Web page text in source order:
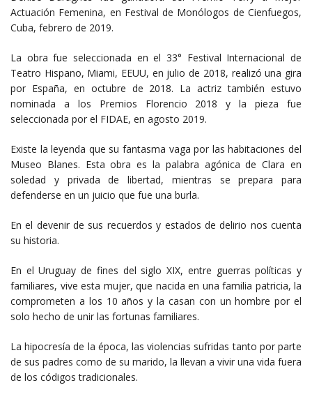
Actuación Femenina, en Festival de Monólogos de Cienfuegos,
Cuba, febrero de 2019.
La obra fue seleccionada en el 33° Festival Internacional de
Teatro Hispano, Miami, EEUU, en julio de 2018, realizó una gira
por España, en octubre de 2018. La actriz también estuvo
nominada a los Premios Florencio 2018 y la pieza fue
seleccionada por el FIDAE, en agosto 2019.
Existe la leyenda que su fantasma vaga por las habitaciones del
Museo Blanes. Esta obra es la palabra agónica de Clara en
soledad y privada de libertad, mientras se prepara para
defenderse en un juicio que fue una burla.
En el devenir de sus recuerdos y estados de delirio nos cuenta
su historia.
En el Uruguay de fines del siglo XIX, entre guerras políticas y
familiares, vive esta mujer, que nacida en una familia patricia, la
comprometen a los 10 años y la casan con un hombre por el
solo hecho de unir las fortunas familiares.
La hipocresía de la época, las violencias sufridas tanto por parte
de sus padres como de su marido, la llevan a vivir una vida fuera
de los códigos tradicionales.